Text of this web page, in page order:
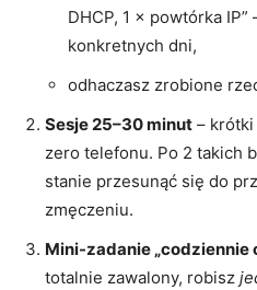
DHCP, 1 × powtórka
konkretnych dni,
odhaczasz zrobione
Sesje 25–30 minut – krótki
zero telefonu. Po 2 takich
stanie przesunąć się do
zmęczeniu.
Mini-zadanie „codziennie
totalnie zawalony, robisz